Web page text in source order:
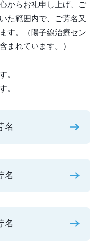
からお礼申し上げ、ご
た範囲内で、ご芳名又
す。（陽子線治療セン
まれています。）
。
。
名
名
名